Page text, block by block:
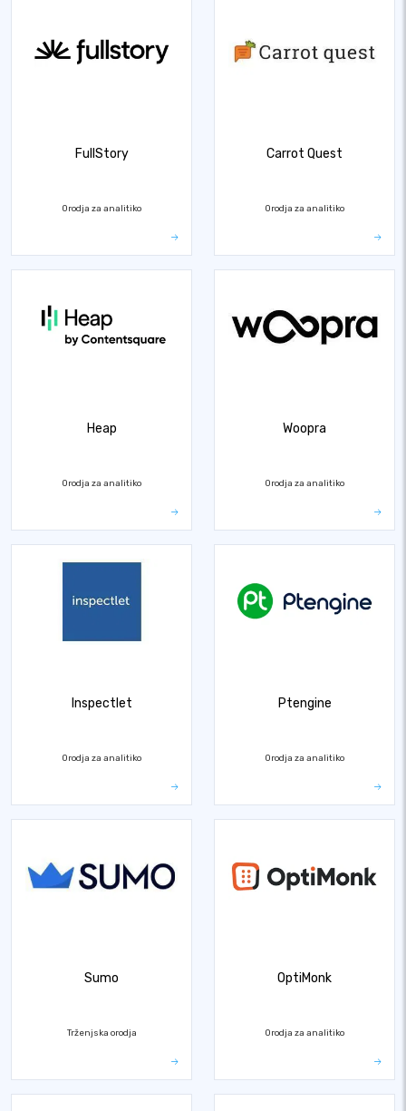
FullStory
Orodja za analitiko
Carrot Quest
Orodja za analitiko
Heap
Orodja za analitiko
Woopra
Orodja za analitiko
Inspectlet
Orodja za analitiko
Ptengine
Orodja za analitiko
Sumo
Trženjska orodja
OptiMonk
Orodja za analitiko